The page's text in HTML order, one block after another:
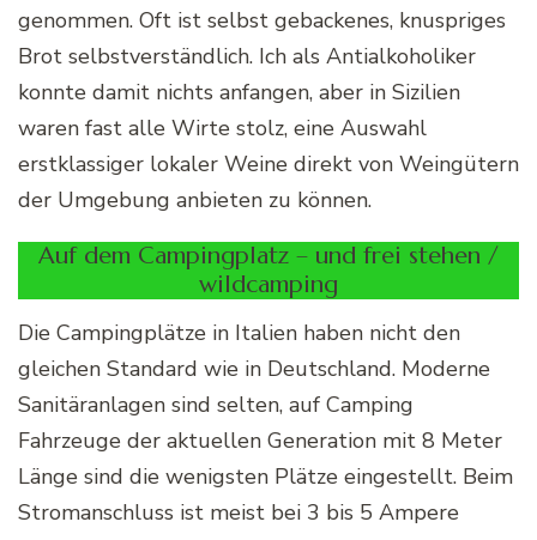
genommen. Oft ist selbst gebackenes, knuspriges
Brot selbstverständlich. Ich als Antialkoholiker
konnte damit nichts anfangen, aber in Sizilien
waren fast alle Wirte stolz, eine Auswahl
erstklassiger lokaler Weine direkt von Weingütern
der Umgebung anbieten zu können.
Auf dem Campingplatz – und frei stehen /
wildcamping
Die Campingplätze in Italien haben nicht den
gleichen Standard wie in Deutschland. Moderne
Sanitäranlagen sind selten, auf Camping
Fahrzeuge der aktuellen Generation mit 8 Meter
Länge sind die wenigsten Plätze eingestellt. Beim
Stromanschluss ist meist bei 3 bis 5 Ampere